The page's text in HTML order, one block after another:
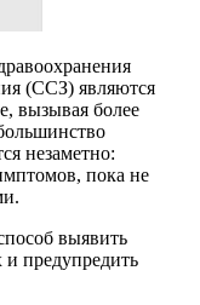
(ССЗ) являются
вызывая более
незаметно:
пока не
выявить
и предупредить